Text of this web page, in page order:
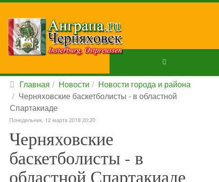
Главная Новости
Новости города и района
Черняховские баскетболисты - в областной
Спартакиаде
Понедельник, 12 марта 2018 20:20
Черняховские
баскетболисты - в
областной Спартакиаде